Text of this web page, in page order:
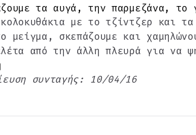
τα αυγά, την παρμεζάνα, το
με το τζίντζερ και
μείγμα, σκεπάζουμε και
από την άλλη πλευρά για να
συνταγής: 10/04/16